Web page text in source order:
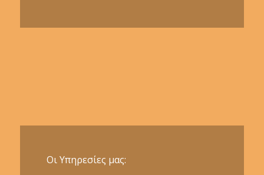
Οι Υπηρεσίες μας: